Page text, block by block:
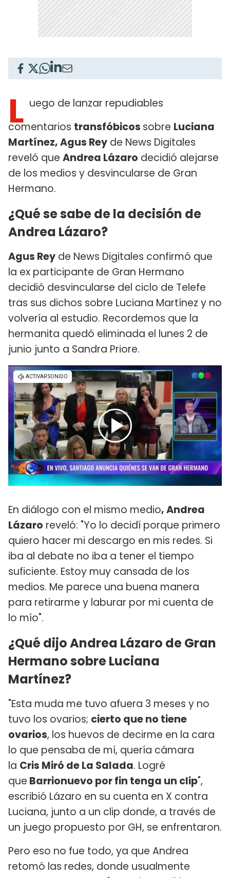
L uego de lanzar repudiables
comentarios transfóbicos sobre Luciana
Martínez,Agus Rey de News Digitales
reveló que Andrea Lázaro decidió alejarse
de los medios y desvincularse de Gran
Hermano.
¿Qué se sabe de la decisión de
Andrea Lázaro?
Agus Rey de News Digitales confirmó que
la ex participante de Gran Hermano
decidió desvincularse del ciclo de Telefe
tras sus dichos sobre Luciana Martínez y no
volvería al estudio. Recordemos que la
hermanita quedó eliminada el lunes 2 de
junio junto a Sandra Priore.
En diálogo con el mismo medio, Andrea
Lázaro reveló: "Yo lo decidí porque primero
quiero hacer mi descargo en mis redes. Si
iba al debate no iba a tener el tiempo
suficiente. Estoy muy cansada de los
medios. Me parece una buena manera
para retirarme y laburar por mi cuenta de
lo mío".
¿Qué dijo Andrea Lázaro de Gran
Hermano sobre Luciana
Martínez?
"Esta muda me tuvo afuera 3 meses y no
tuvo los ovarios; cierto que no tiene
ovarios, los huevos de decirme en la cara
lo que pensaba de mí, quería cámara
la Cris Miró de La Salada. Logré
que Barrionuevo por fin tenga un clip",
escribió Lázaro en su cuenta en X contra
Luciana, junto a un clip donde, a través de
un juego propuesto por GH, se enfrentaron.
Pero eso no fue todo, ya que Andrea
retomó las redes, donde usualmente